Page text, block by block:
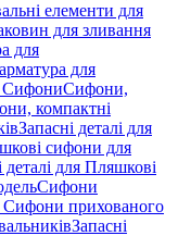
елементи для
для зливання
для
для
СифониСифони,
компактні
Запасні деталі для
сифони для
деталі для Пляшкові
Сифони
Сифони прихованого
Запасні